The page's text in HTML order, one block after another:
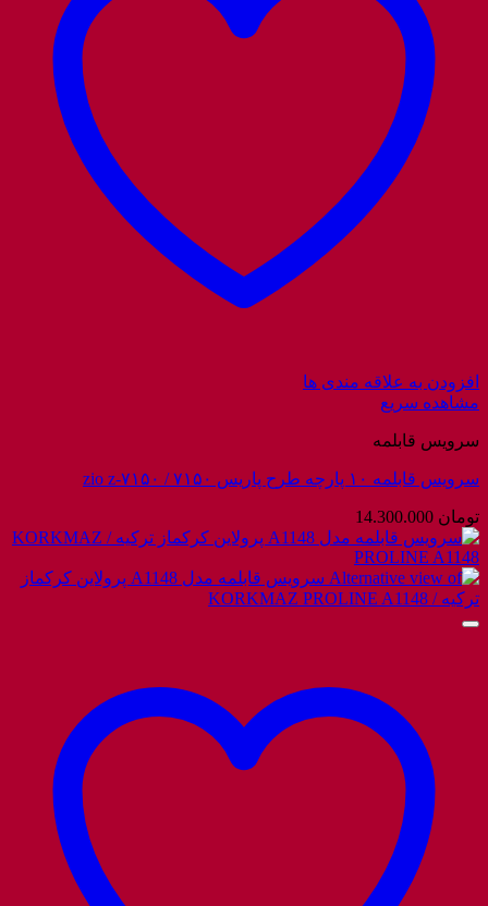
افزودن به علاقه مندی ها
مشاهده سریع
سرویس قابلمه
سرویس قابلمه ۱۰ پارچه طرح پاریس ۷۱۵۰ / zio z-۷۱۵۰
تومان